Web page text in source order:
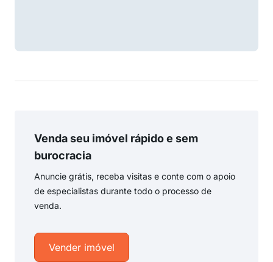
Venda seu imóvel rápido e sem
burocracia
Anuncie grátis, receba visitas e conte com o apoio
de especialistas durante todo o processo de
venda.
Vender imóvel